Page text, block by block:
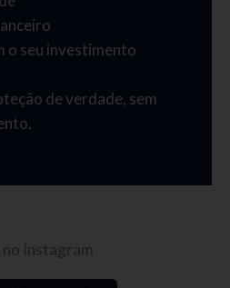
o seu investimento
de verdade, sem
Instagram